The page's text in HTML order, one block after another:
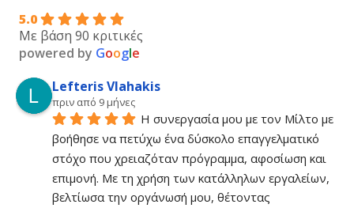
5.0
Με βάση 90 κριτικές
powered by Google
Lefteris Vlahakis
πριν από 9 μήνες
Η συνεργασία μου με τον Μίλτο με
βοήθησε να πετύχω ένα δύσκολο επαγγελματικό
στόχο που χρειαζόταν πρόγραμμα, αφοσίωση και
επιμονή. Με τη χρήση των κατάλληλων εργαλείων,
βελτίωσα την οργάνωσή μου, θέτοντας